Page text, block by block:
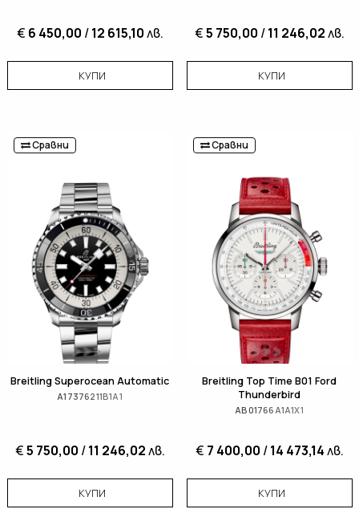
€ 6 450,00 /12 615,10лв.
КУПИ
€5 750,00 /11 246,02лв.
КУПИ
Сравни
Breitling Superocean Automatic
A17376211B1A1
€5 750,00 /11 246,02лв.
КУПИ
Сравни
Breitling Top Time B01 Ford
Thunderbird
AB01766A1A1X1
€ 7 400,00 /14 473,14лв.
КУПИ